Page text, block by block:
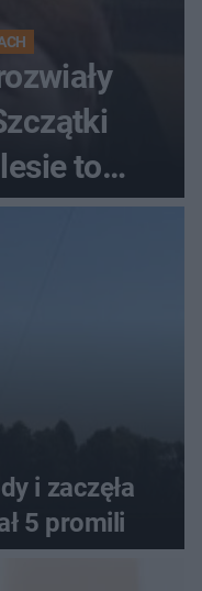
to
Zielińska
i zaczęła
5 promili